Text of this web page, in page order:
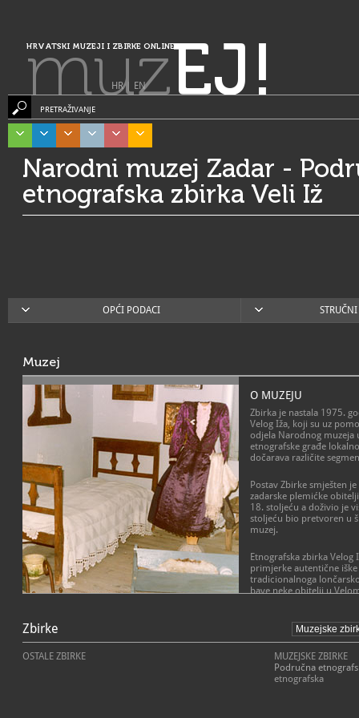
HRVATSKI MUZEJI I ZBIRKE ONLINE
muzEJ!
HR| EN
PRETRAŽIVANJE
Narodni muzej Zadar -
etnografska zbirka Veli Iž
OPĆI PODACI
Muzej
O MUZEJU
Zbirka je nastala 1975.
Velog Iža, koji su uz
odjela Narodnog muzeja
etnografske građe
dočarava različite
Postav Zbirke smješten
zadarske plemićke
18. stoljeću a doživio je
stoljeću bio pretvoren u
muzej.
Etnografska zbirka Velog
primjerke autentične
tradicionalnoga
bave neke obitelji u
se izrađuje na ručnome
vatri. Njima su Ižani do
Izloženi su i predmeti
(zemljoradnju, ribarstvo
Zbirke
OSTALE ZBIRKE
MUZEJSKE ZBIRKE
Područna
etnografska